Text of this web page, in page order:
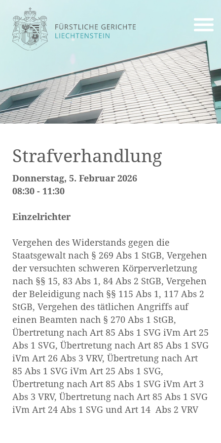
Strafverhandlung
Donnerstag, 5. Februar 2026
08:30 - 11:30
Einzelrichter
Vergehen des Widerstands gegen die
Staatsgewalt nach § 269 Abs 1 StGB, Vergehen
der versuchten schweren Körperverletzung
nach §§ 15, 83 Abs 1, 84 Abs 2 StGB, Vergehen
der Beleidigung nach §§ 115 Abs 1, 117 Abs 2
StGB, Vergehen des tätlichen Angriffs auf
einen Beamten nach § 270 Abs 1 StGB,
Übertretung nach Art 85 Abs 1 SVG iVm Art 25
Abs 1 SVG, Übertretung nach Art 85 Abs 1 SVG
iVm Art 26 Abs 3 VRV, Übertretung nach Art
85 Abs 1 SVG iVm Art 25 Abs 1 SVG,
Übertretung nach Art 85 Abs 1 SVG iVm Art 3
Abs 3 VRV, Übertretung nach Art 85 Abs 1 SVG
iVm Art 24 Abs 1 SVG und Art 14 Abs 2 VRV